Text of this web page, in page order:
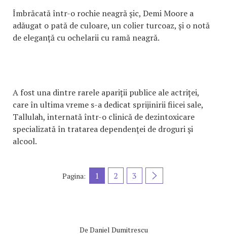
Îmbrăcată într-o rochie neagră șic, Demi Moore a
adăugat o pată de culoare, un colier turcoaz, și o notă
de eleganță cu ochelarii cu ramă neagră.
A fost una dintre rarele apariții publice ale actriței,
care în ultima vreme s-a dedicat sprijinirii fiicei sale,
Tallulah, internată într-o clinică de dezintoxicare
specializată în tratarea dependenţei de droguri şi
alcool.
Pagina: 1 2 3
De Daniel Dumitrescu